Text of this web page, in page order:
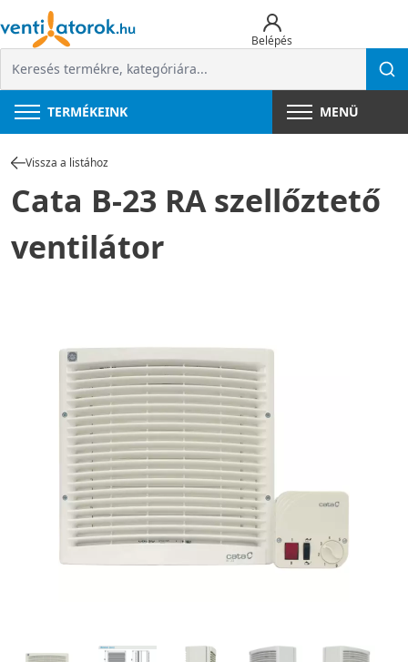
Belépés
TERMÉKEINK MENÜ
Vissza a listához
Cata B-23 RA szellőztető
ventilátor